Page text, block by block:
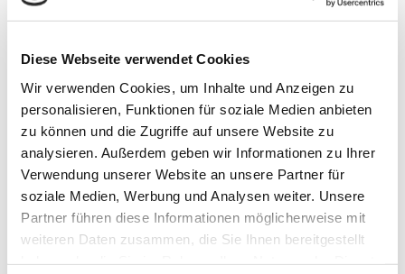
Diese Webseite verwendet Cookies
Wir verwenden Cookies, um Inhalte und Anzeigen zu
personalisieren, Funktionen für soziale Medien anbieten
zu können und die Zugriffe auf unsere Website zu
analysieren. Außerdem geben wir Informationen zu Ihrer
Verwendung unserer Website an unsere Partner für
soziale Medien, Werbung und Analysen weiter. Unsere
Partner führen diese Informationen möglicherweise mit
weiteren Daten zusammen, die Sie Ihnen bereitgestellt
Gut zu wissen
Öffnungszeiten
Geöffnet bis 17:00 Uhr
Sitzplätze
Das Glashaus-Café und die windgeschützte
Sonnenterrasse mit über 100 Plätzen laden zum
Verweilen ein.